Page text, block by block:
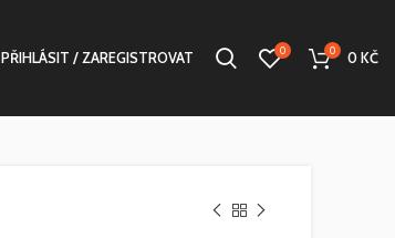
PŘIHLÁSIT / ZAREGISTROVAT 0 0 0 KČ